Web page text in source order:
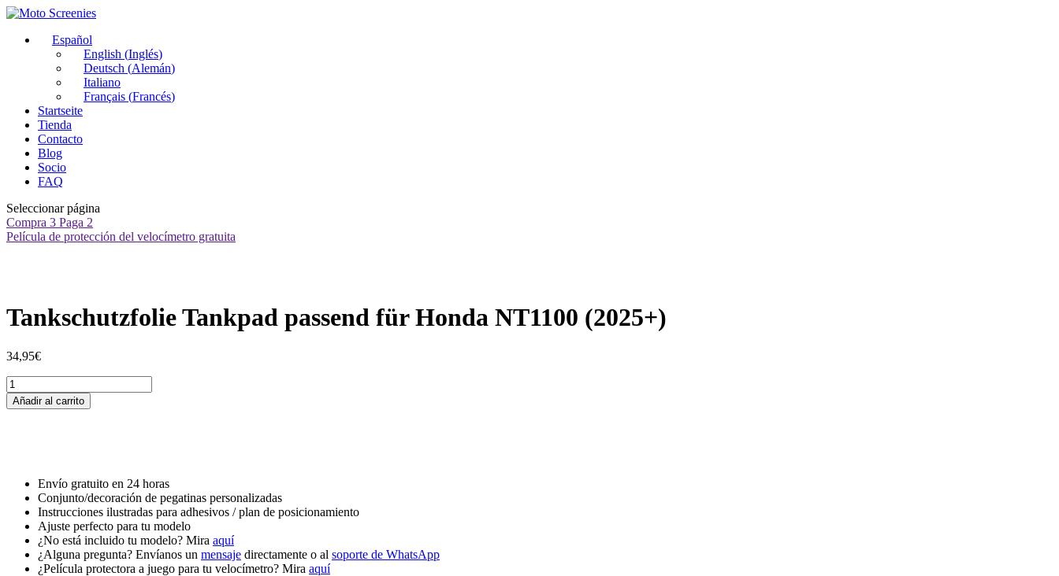
Español
English (Inglés)
Deutsch (Alemán)
Italiano
Français (Francés)
Startseite
Tienda
Contacto
Blog
Socio
FAQ
Seleccionar página
Compra 3 Paga 2
Película de protección del velocímetro gratuita
Tankschutzfolie Tankpad passend für Honda NT1100 (2025+)
34,95€
Tankschutzfolie
Tankpad
passend
cantidad
Añadir al carrito
Envío gratuito en 24 horas
Conjunto/decoración de pegatinas personalizadas
Instrucciones ilustradas para adhesivos / plan de posicionamiento
Ajuste perfecto para tu modelo
¿No está incluido tu modelo? Mira aquí
¿Alguna pregunta? Envíanos un mensaje directamente o al soporte de WhatsApp
¿Película protectora a juego para tu velocímetro? Mira aquí